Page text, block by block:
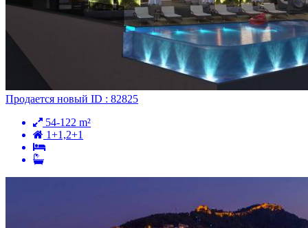
Продается новый ID : 82825
54-122 m²
1+1,2+1